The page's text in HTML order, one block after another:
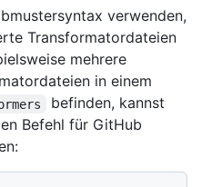
verwenden,
Transformatordateien
mehrere
in einem
befinden, kannst
Befehl für GitHub